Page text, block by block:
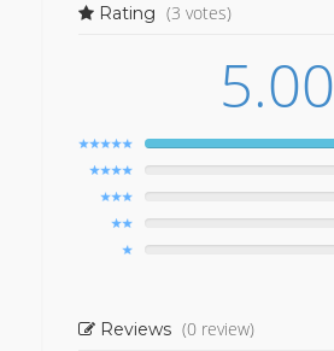
Rating (3 votes)
5.00
Reviews (0 review)